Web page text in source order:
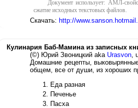
Документ использует: АМЛ-
сжатие исходных текстовых файлов.
Скачать: http://
Кулинария Баб-Мамина из записных
(©) Юрий Звоницкий aka Urasvon,
Домашние рецепты,
общем, все от души, из хороших
Еда разная
Печенье
Пасха